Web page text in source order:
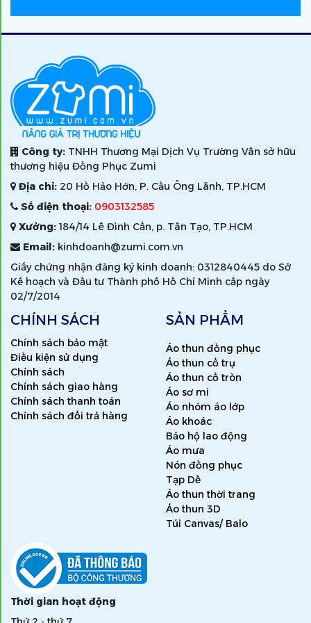
Công ty: TNHH Thương Mại Dịch Vụ Trường Vân sở hữu
thương hiệu Đồng Phục Zumi
Địa chỉ: 20 Hồ Hảo Hớn, P. Cầu Ông Lãnh, TP.HCM
Số điện thoại: 0903132585
Xưởng:184/14 Lê Đình Cẩn, p. Tân Tạo, TP.HCM
Email: kinhdoanh@zumi.com.vn
Giấy chứng nhận đăng ký kinh doanh: 0312840445 do Sở
Kế hoạch và Đầu tư Thành phố Hồ Chí Minh cấp ngày
02/7/2014
CHÍNH SÁCH
Chính sách bảo mật
Điều kiện sử dụng
Chính sách
Chính sách giao hàng
Chính sách thanh toán
Chính sách đổi trả hàng
SẢN PHẨM
Áo thun đồng phục
Áo thun cổ trụ
Áo thun cổ tròn
Áo sơ mi
Áo nhóm áo lớp
Áo khoác
Bảo hộ lao động
Áo mưa
Nón đồng phục
Tạp Dề
Áo thun thời trang
Áo thun 3D
Túi Canvas/ Balo
Thời gian hoạt động